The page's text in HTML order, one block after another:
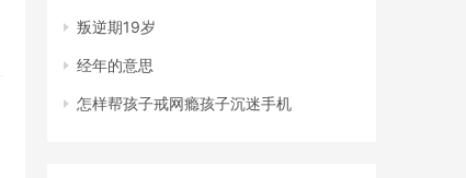
叛逆期19岁
经年的意思
怎样帮孩子戒网瘾孩子沉迷手机